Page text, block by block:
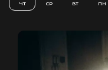
ЧТ СР ВТ ПН